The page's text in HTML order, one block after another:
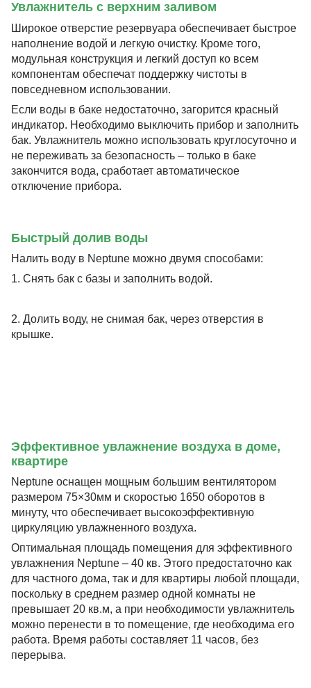
Увлажнитель с верхним заливом
Широкое отверстие резервуара обеспечивает быстрое
наполнение водой и легкую очистку. Кроме того,
модульная конструкция и легкий доступ ко всем
компонентам обеспечат поддержку чистоты в
повседневном использовании.
Если воды в баке недостаточно, загорится красный
индикатор. Необходимо выключить прибор и заполнить
бак. Увлажнитель можно использовать круглосуточно и
не переживать за безопасность – только в баке
закончится вода, сработает автоматическое
отключение прибора.
Быстрый долив воды
Налить воду в Neptune можно двумя способами:
1. Снять бак с базы и заполнить водой.
2. Долить воду, не снимая бак, через отверстия в
крышке.
Эффективное увлажнение воздуха в доме,
квартире
Neptune оснащен мощным большим вентилятором
размером 75×30мм и скоростью 1650 оборотов в
минуту, что обеспечивает высокоэффективную
циркуляцию увлажненного воздуха.
Оптимальная площадь помещения для эффективного
увлажнения Neptune – 40 кв. Этого предостаточно как
для частного дома, так и для квартиры любой площади,
поскольку в среднем размер одной комнаты не
превышает 20 кв.м, а при необходимости увлажнитель
можно перенести в то помещение, где необходима его
работа. Время работы составляет 11 часов, без
перерыва.